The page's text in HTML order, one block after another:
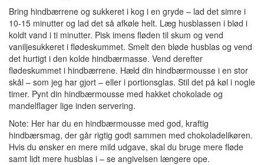
Bring hindbærrene og sukkeret i kog i en gryde – lad det simre i
10-15 minutter og lad det så afkøle helt. Læg husblassen i blød i
koldt vand i ti minutter. Pisk imens fløden til skum og vend
vaniljesukkeret i flødeskummet. Smelt den bløde husblas og vend
det hurtigt i den kolde hindbærmasse. Vend derefter
flødeskummet i hindbærrene. Hæld din hindbærmousse i en stor
skål – som jeg har gjort – eller i portionsglas. Stil det på køl i nogle
timer. Pynt din hindbærmousse med hakket chokolade og
mandelflager lige inden servering.
Note: Her har du en hindbærmousse med god, kraftig
hindbærsmag, der går rigtig godt sammen med chokoladelikøren.
Hvis du ønsker en mere mild udgave, skal du bruge mere fløde
samt lidt mere husblas i – se angivelsen længere ope.